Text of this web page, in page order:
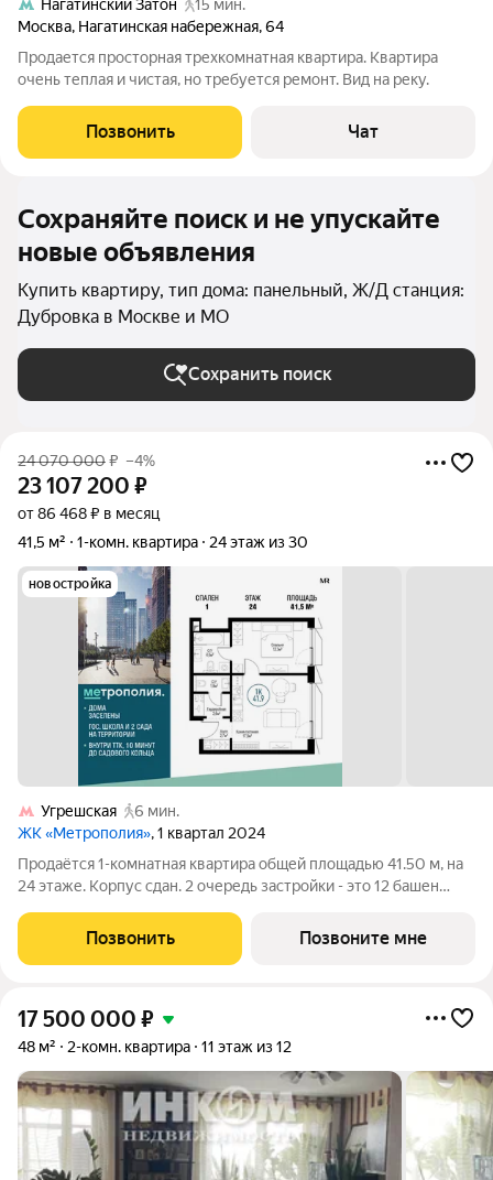
Нагатинский Затон
15 мин.
Москва, Нагатинская набережная,64
Продается просторная трехкомнатная квартира. Квартира
очень теплая и чистая, но требуется ремонт. Вид на реку.
Позвонить Чат
Сохраняйте поиск и не упускайте
новые объявления
Купить квартиру, тип дома: панельный, Ж/Д станция:
Дубровка в Москве и МО
Сохранить поиск
24 070 000₽ –4%
23 107 200 ₽
от 86 468 ₽ в месяц
41,5 м²
1-комн. квартира 24 этаж из 30
новостройка
Угрешская
6 мин.
ЖК «Метрополия», 1 квартал 2024
Продаётся 1-комнатная квартира общей площадью 41.50 м, на
24 этаже. Корпус сдан. 2 очередь застройки - это 12 башен
этажей. Цена указана с учетом скидки, при 100% или ипотеке
Метрополия - это
Позвонить Позвоните мне
17 500 000 ₽
48 м² 2-комн. квартира 11 этаж из 12